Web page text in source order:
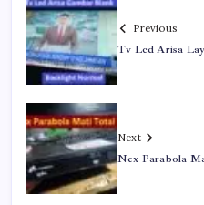
Previous
Tv Lcd Arisa
Next
Nex Parabola